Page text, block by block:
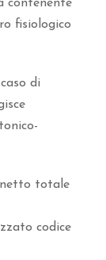
contenente
fisiologico
di
netto totale
codice